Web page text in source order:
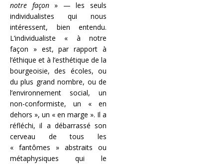
notre façon» — les seuls
individualistes qui nous
intéressent, bien entendu.
L’individualiste « à notre
façon » est, par rapport à
l’éthique et à l’esthétique de la
bourgeoisie, des écoles, ou
du plus grand nombre, ou de
l’environnement social, un
non-conformiste, un « en
dehors », un « en marge ». Il a
réfléchi, il a débarrassé son
cerveau de tous les
« fantômes » abstraits ou
métaphysi­ques qui le